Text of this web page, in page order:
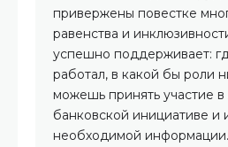
привержены повестке
равенства и
успешно поддерживает:
работал, в какой бы роли
можешь принять участие
банковской инициативе и
необходимой